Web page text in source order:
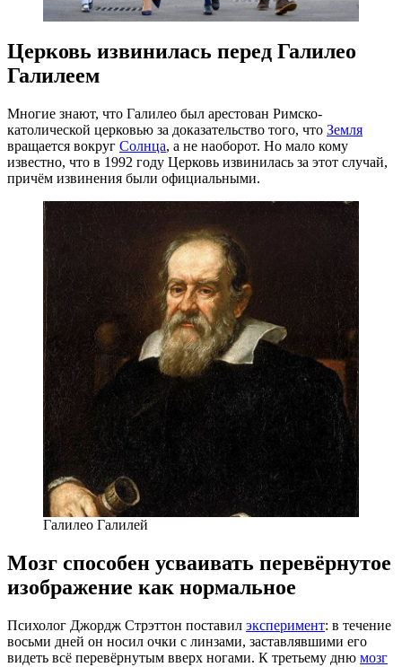
Церковь извинилась перед Галилео
Галилеем
Многие знают, что Галилео был арестован Римско-
католической церковью за доказательство того, что Земля
вращается вокруг Солнца, а не наоборот. Но мало кому
известно, что в 1992 году Церковь извинилась за этот случай,
причём извинения были официальными.
Галилео Галилей
Мозг способен усваивать перевёрнутое
изображение как нормальное
Психолог Джордж Стрэттон поставил эксперимент: в течение
восьми дней он носил очки с линзами, заставлявшими его
видеть всё перевёрнутым вверх ногами. К третьему дню мозг